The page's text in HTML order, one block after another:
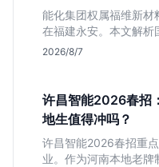
能化集团权属福维新
在福建永安。本文解析
匹配度及工作地点限制
2026/8/7
许昌智能2026春招
地生值得冲吗？
许昌智能2026春招重
业。作为河南本地老牌